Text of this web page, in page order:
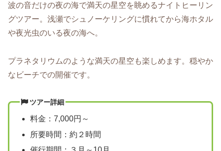
波の音だけの夜の海で満天の星空を眺めるナイトヒーリン
グツアー。浅瀬でシュノーケリングに慣れてから海ホタル
や夜光虫のいる夜の海へ。
プラネタリウムのような満天の星空も楽しめます。穏やか
なビーチでの開催です。
ツアー詳細
料金：7,000円～
所要時間：約２時間